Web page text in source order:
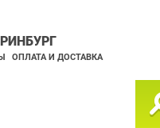
ОПЛАТА И ДОСТАВКА